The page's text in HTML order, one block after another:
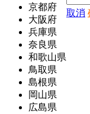
京都府
大阪府
兵庫県
奈良県
和歌山県
鳥取県
島根県
岡山県
広島県
取消